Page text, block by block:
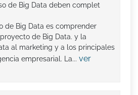
de Big Data deben complet
de Big Data es comprender
de Big Data. y la
al marketing y a los principales
empresarial. La... ver